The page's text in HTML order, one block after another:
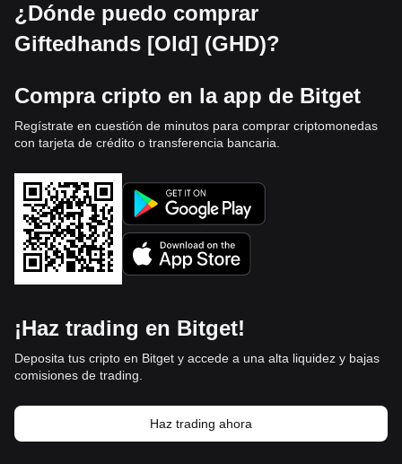
¿Dónde puedo comprar
Giftedhands [Old] (GHD)?
Compra cripto en la app de Bitget
Regístrate en cuestión de minutos para comprar criptomonedas
con tarjeta de crédito o transferencia bancaria.
¡Haz trading en Bitget!
Deposita tus cripto en Bitget y accede a una alta liquidez y bajas
comisiones de trading.
Haz trading ahora